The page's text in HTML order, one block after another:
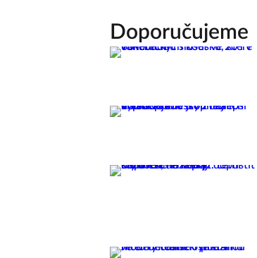
Doporučujeme